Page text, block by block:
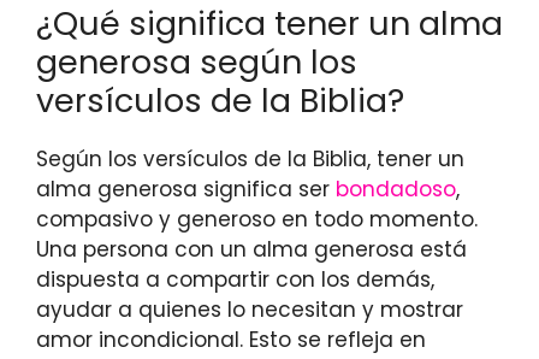
¿Qué significa tener un alma
generosa según los
versículos de la Biblia?
Según los versículos de la Biblia, tener un
alma generosa significa ser bondadoso,
compasivo y generoso en todo momento.
Una persona con un alma generosa está
dispuesta a compartir con los demás,
ayudar a quienes lo necesitan y mostrar
amor incondicional. Esto se refleja en